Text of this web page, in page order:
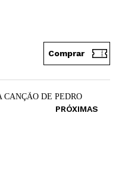
Comprar
PRÓXIMAS